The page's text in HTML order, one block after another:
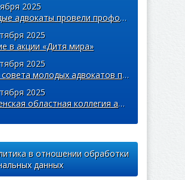
2025
Молодые адвокаты провели профориентационную встречу со студентами Купаловского университета
2025
в акции «Дитя мира»
2025
Члены совета молодых адвокатов приняли участие в легкоатлетическом забеге «Пробег единства»
2025
Гродненская областная коллегия адвокатов поддержала благотворительную кампанию «Соберем детей в школу»
в отношении обработки
данных